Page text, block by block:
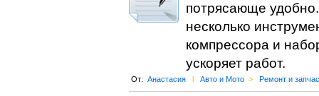
потрясающе
несколько
компрессора и
ускоряет работ.
От: Анастасия l Авто и Мото > Ремонт и